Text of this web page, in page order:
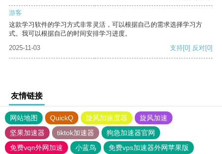
游客
这款学习软件的学习方式非常灵活，可以根据自己的需求选择学习方
式。我可以根据自己的时间安排学习进度。
2025-11-03
支持[0] 反对[0]
友情链接
网站地图 QuickQ 旋风加速度器
旋风加速
坚果加速器
tiktok加速器
狗急加速器官网
免费vqn外网加速
小蓝鸟
免费vps加速器外网苹果版